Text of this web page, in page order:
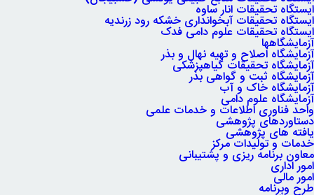
ایستگاه تحقیقات انار ساوه
ایستگاه تحقیقات آبخوانداری خشکه رود زرندیه
ایستگاه تحقیقات علوم دامی فدک
آزمایشگاهها
آزمایشگاه اصلاح و تهیه نهال و بذر
آزمایشگاه تحقیقات گیاهپزشکی
آزمایشگاه ثبت و گواهی بذر
آزمایشگاه خاک و آب
آزمایشگاه علوم دامی
واحد فناوری اطلاعات و خدمات علمی
دستاوردهای پژوهشی
یافته های پژوهشی
خدمات و تولیدات مرکز
معاون برنامه ریزی و پشتیبانی
امور اداری
امور مالی
طرح وبرنامه